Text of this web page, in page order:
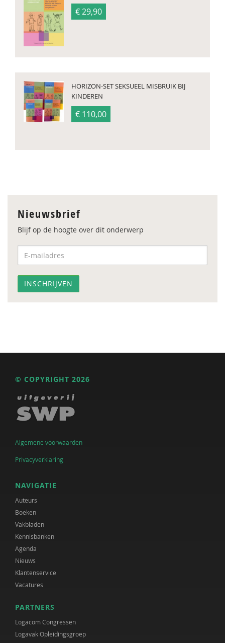
€ 29,90
HORIZON-SET SEKSUEEL MISBRUIK BIJ
KINDEREN
€ 110,00
Nieuwsbrief
Blijf op de hoogte over dit onderwerp
© COPYRIGHT 2026
Algemene voorwaarden
Privacyverklaring
NAVIGATIE
Auteurs
Boeken
Vakbladen
Kennisbanken
Agenda
Nieuws
Klantenservice
Vacatures
PARTNERS
Logacom Congressen
Logavak Opleidingsgroep